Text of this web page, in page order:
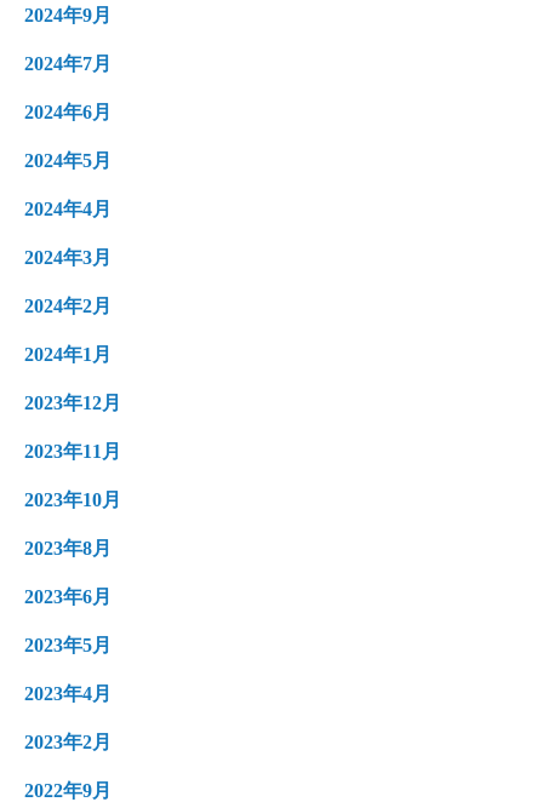
2024年9月
2024年7月
2024年6月
2024年5月
2024年4月
2024年3月
2024年2月
2024年1月
2023年12月
2023年11月
2023年10月
2023年8月
2023年6月
2023年5月
2023年4月
2023年2月
2022年9月